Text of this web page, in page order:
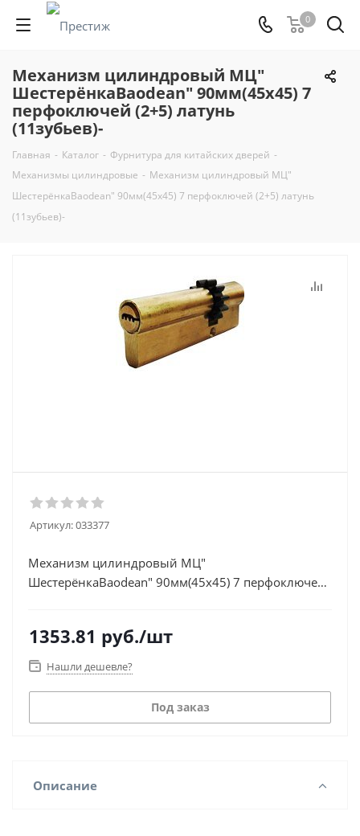
0
Механизм цилиндровый МЦ"
ШестерёнкаBaodean" 90мм(45х45) 7
перфоключей (2+5) латунь
(11зубьев)-
Главная - Каталог - Фурнитура для китайских дверей -
Механизмы цилиндровые - Механизм цилиндровый МЦ"
ШестерёнкаBaodean" 90мм(45х45) 7 перфоключей (2+5) латунь
(11зубьев)-
Артикул:033377
Механизм цилиндровый МЦ"
ШестерёнкаBaodean" 90мм(45х45) 7 перфоключей
1353.81 руб./шт
Нашли дешевле?
Под заказ
Описание